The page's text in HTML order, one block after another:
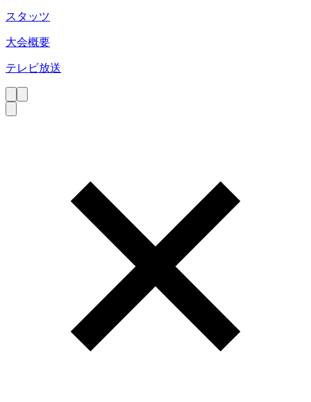
スタッツ
大会概要
テレビ放送